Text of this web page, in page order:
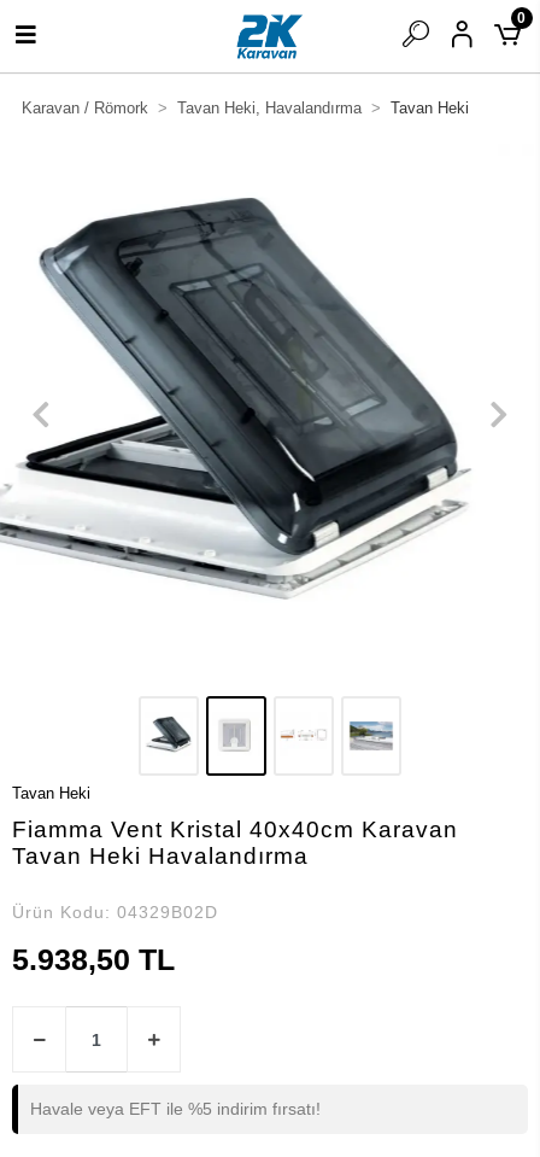
0
Karavan / Römork Tavan Heki, Havalandırma Tavan Heki
Tavan Heki
Fiamma Vent Kristal 40x40cm Karavan
Tavan Heki Havalandırma
Ürün Kodu: 04329B02D
5.938,50 TL
Havale veya EFT ile %5 indirim fırsatı!